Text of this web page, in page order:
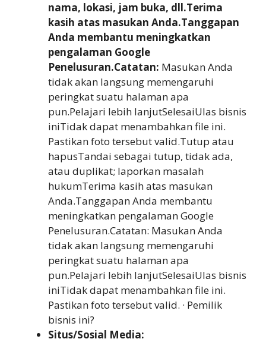
nama, lokasi, jam buka, dll.Terima
kasih atas masukan Anda.Tanggapan
Anda membantu meningkatkan
pengalaman Google
Penelusuran.Catatan: Masukan Anda
tidak akan langsung memengaruhi
peringkat suatu halaman apa
pun.Pelajari lebih lanjutSelesaiUlas bisnis
iniTidak dapat menambahkan file ini.
Pastikan foto tersebut valid.Tutup atau
hapusTandai sebagai tutup, tidak ada,
atau duplikat; laporkan masalah
hukumTerima kasih atas masukan
Anda.Tanggapan Anda membantu
meningkatkan pengalaman Google
Penelusuran.Catatan: Masukan Anda
tidak akan langsung memengaruhi
peringkat suatu halaman apa
pun.Pelajari lebih lanjutSelesaiUlas bisnis
iniTidak dapat menambahkan file ini.
Pastikan foto tersebut valid. · Pemilik
bisnis ini?
Situs/Sosial Media: